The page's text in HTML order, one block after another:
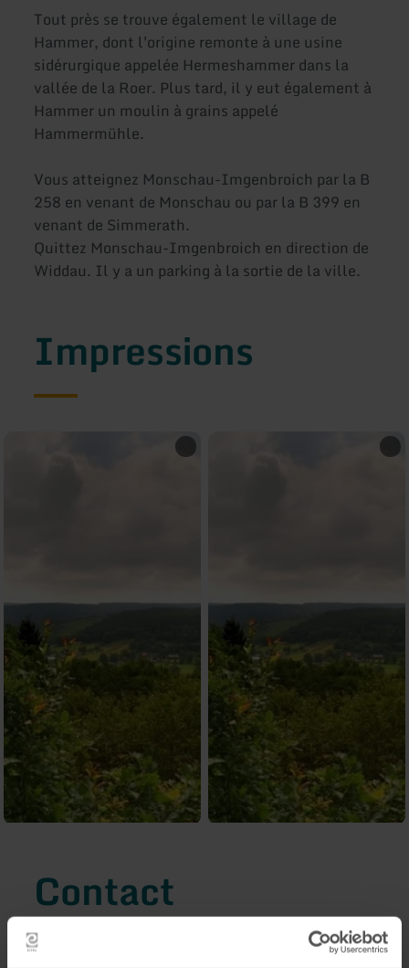
Tout près se trouve également le village de
Hammer, dont l'origine remonte à une usine
sidérurgique appelée Hermeshammer dans la
vallée de la Roer. Plus tard, il y eut également à
Hammer un moulin à grains appelé
Hammermühle.
Vous atteignez Monschau-Imgenbroich par la B
258 en venant de Monschau ou par la B 399 en
venant de Simmerath.
Quittez Monschau-Imgenbroich en direction de
Widdau. Il y a un parking à la sortie de la ville.
Impressions
Contact